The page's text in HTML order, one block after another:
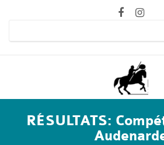
RÉSULTATS: